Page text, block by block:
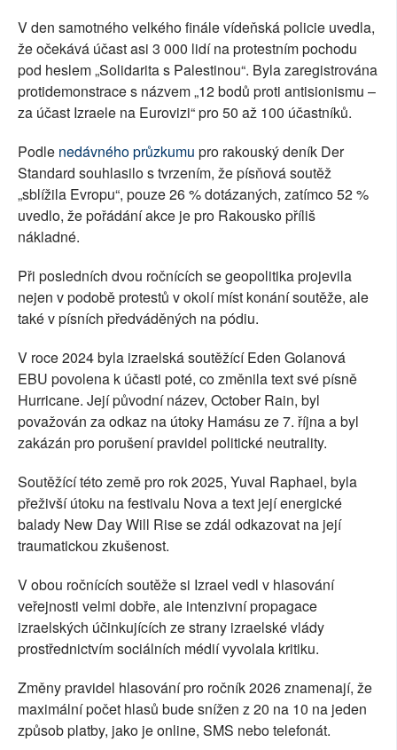
V den samotného velkého finále vídeňská policie uvedla,
že očekává účast asi 3 000 lidí na protestním pochodu
pod heslem „Solidarita s Palestinou“. Byla zaregistrována
protidemonstrace s názvem „12 bodů proti antisionismu –
za účast Izraele na Eurovizi“ pro 50 až 100 účastníků.
Podle nedávného průzkumu pro rakouský deník Der
Standard souhlasilo s tvrzením, že písňová soutěž
„sblížila Evropu“, pouze 26 % dotázaných, zatímco 52 %
uvedlo, že pořádání akce je pro Rakousko příliš
nákladné.
Při posledních dvou ročnících se geopolitika projevila
nejen v podobě protestů v okolí míst konání soutěže, ale
také v písních předváděných na pódiu.
V roce 2024 byla izraelská soutěžící Eden Golanová
EBU povolena k účasti poté, co změnila text své písně
Hurricane. Její původní název, October Rain, byl
považován za odkaz na útoky Hamásu ze 7. října a byl
zakázán pro porušení pravidel politické neutrality.
Soutěžící této země pro rok 2025, Yuval Raphael, byla
přeživší útoku na festivalu Nova a text její energické
balady New Day Will Rise se zdál odkazovat na její
traumatickou zkušenost.
V obou ročnících soutěže si Izrael vedl v hlasování
veřejnosti velmi dobře, ale intenzivní propagace
izraelských účinkujících ze strany izraelské vlády
prostřednictvím sociálních médií vyvolala kritiku.
Změny pravidel hlasování pro ročník 2026 znamenají, že
maximální počet hlasů bude snížen z 20 na 10 na jeden
způsob platby, jako je online, SMS nebo telefonát.